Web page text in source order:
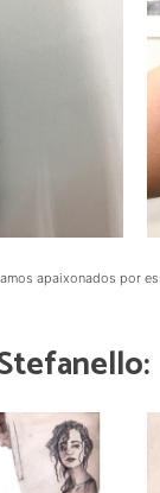
apaixonados por